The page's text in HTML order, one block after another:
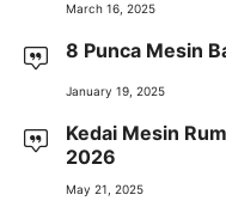
March 16, 2025
8 Punca Mesin
January 19, 2025
Kedai Mesin
2026
May 21, 2025